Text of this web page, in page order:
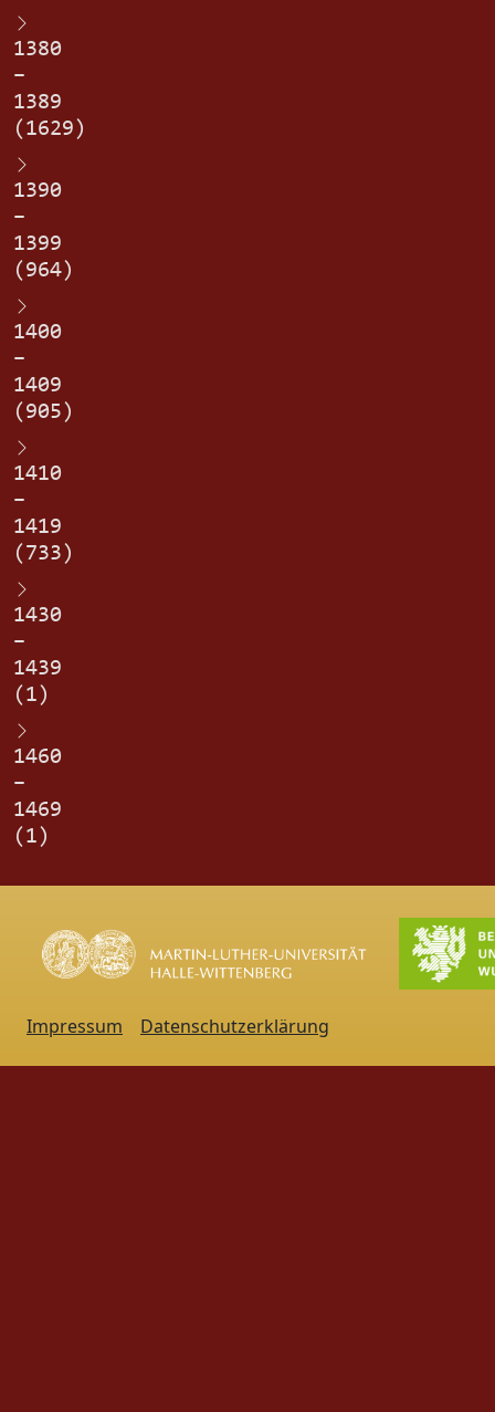
1380
–
1389
(1629)
1390
–
1399
(964)
1400
–
1409
(905)
1410
–
1419
(733)
1430
–
1439
(1)
1460
–
1469
(1)
Impressum Datenschutzerklärung